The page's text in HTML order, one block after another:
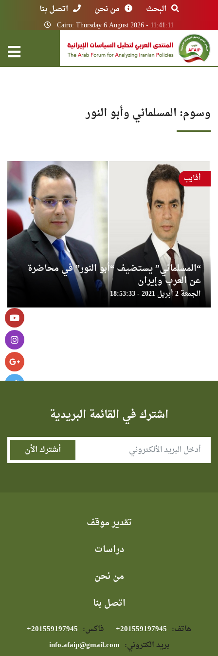
البحث من نحن اتصل بنا
Cairo: Thursday 6 August 2026 - 11:41:11
وسوم: المسلماني وأبو النور
“المسلماني” يستضيف “أبو النور” في محاضرة
عن العرب وإيران
الجمعة 2 أبريل 2021 - 18:53:33
أفايب
اشترك في القائمة البريدية
تقدير موقف
دراسات
من نحن
اتصل بنا
هاتف: فاكس:
بريد الكتروني: info.afaip@gmail.com